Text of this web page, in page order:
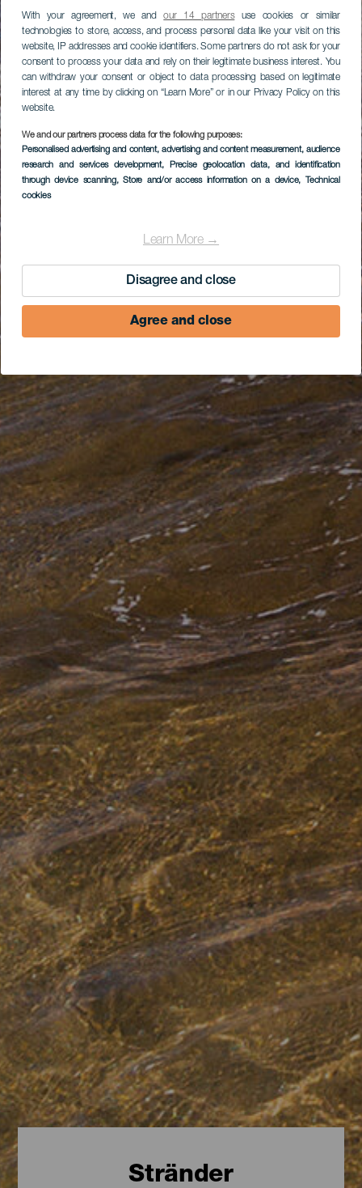
With your agreement, we andour 14 partnersuse cookies or similar
technologies to store, access, and process personal data like your visit on this
website, IP addresses and cookie identifiers. Some partners do not ask for your
consent to process your data and rely on their legitimate business interest. You
can withdraw your consent or object to data processing based on legitimate
interest at any time by clicking on “Learn More” or in our Privacy Policy on this
website.
We and our partners process data for the following purposes:
Personalised advertising and content, advertising and content measurement, audience
research and services development, Precise geolocation data, and identification
through device scanning, Store and/or access information on a device, Technical
cookies
Learn More →
Disagree and close
Agree and close
Stränder